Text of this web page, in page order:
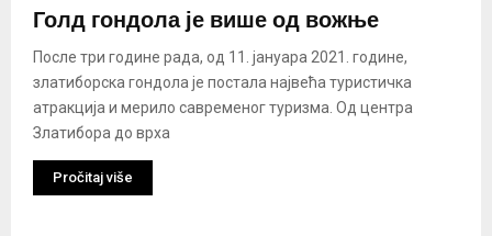
Голд гондола је више од вожње
После три године рада, од 11. јануара 2021. године,
златиборска гондола је постала највећа туристичка
атракција и мерило савременог туризма. Од центра
Златибора до врха
Pročitaj više